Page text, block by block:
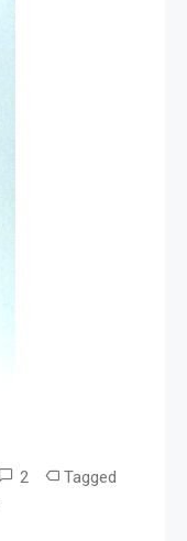
2 Tagged